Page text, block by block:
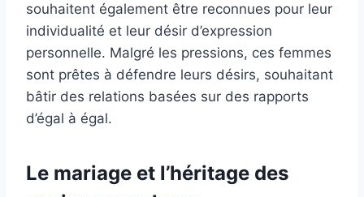
souhaitent également être reconnues pour leur
individualité et leur désir d’expression
personnelle. Malgré les pressions, ces femmes
sont prêtes à défendre leurs désirs, souhaitant
bâtir des relations basées sur des rapports
d’égal à égal.
Le mariage et l’héritage des